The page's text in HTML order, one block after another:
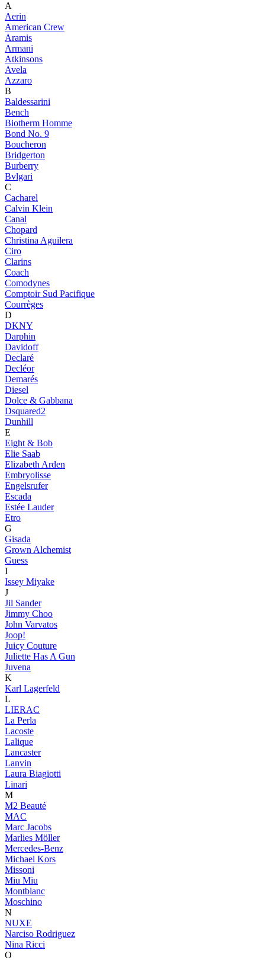
A
Aerin
American Crew
Aramis
Armani
Atkinsons
Avela
Azzaro
B
Baldessarini
Bench
Biotherm Homme
Bond No. 9
Boucheron
Bridgerton
Burberry
Bvlgari
C
Cacharel
Calvin Klein
Canal
Chopard
Christina Aguilera
Ciro
Clarins
Coach
Comodynes
Comptoir Sud Pacifique
Courrèges
D
DKNY
Darphin
Davidoff
Declaré
Decléor
Demarés
Diesel
Dolce & Gabbana
Dsquared2
Dunhill
E
Eight & Bob
Elie Saab
Elizabeth Arden
Embryolisse
Engelsrufer
Escada
Estée Lauder
Etro
G
Gisada
Grown Alchemist
Guess
I
Issey Miyake
J
Jil Sander
Jimmy Choo
John Varvatos
Joop!
Juicy Couture
Juliette Has A Gun
Juvena
K
Karl Lagerfeld
L
LIERAC
La Perla
Lacoste
Lalique
Lancaster
Lanvin
Laura Biagiotti
Linari
M
M2 Beauté
MAC
Marc Jacobs
Marlies Möller
Mercedes-Benz
Michael Kors
Missoni
Miu Miu
Montblanc
Moschino
N
NUXE
Narciso Rodriguez
Nina Ricci
O